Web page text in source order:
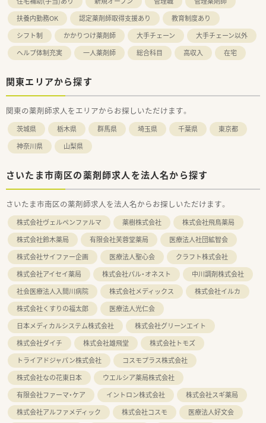
扶養内勤務OK
認定薬剤師取得支援あり
教育制度あり
シフト制
かかりつけ薬剤師 大手チェーン
大手チェーン以外
ヘルプ体制充実
一人薬剤師 総合科目 高収入 在宅
関東エリアから探す
関東の薬剤師求人をエリアからお探しいただけます。
茨城県 栃木県 群馬県 埼玉県 千葉県
東京都
神奈川県
山梨県
さいたま市南区の薬剤師求人を法人名から探す
さいたま市南区の薬剤師求人を法人名からお探しいただけます。
株式会社ヴェルペンファルマ 薬樹株式会社
株式会社飛鳥薬局
株式会社鈴木薬局
有限会社芙蓉堂薬局
医療法人社団絋智会
株式会社サイファー企画
医療法人聖心会
クラフト株式会社
株式会社アイセイ薬局
株式会社パル・オネスト
中川調剤株式会社
社会医療法人入間川病院
株式会社メディックス
株式会社イルカ
株式会社くすりの福太郎
医療法人光仁会
日本メディカルシステム株式会社
株式会社グリーンエイト
株式会社ダイチ
株式会社雄飛堂
株式会社トモズ
トライアドジャパン株式会社
コスモプラス株式会社
株式会社なの花東日本
ウエルシア薬局株式会社
有限会社ファーマ・ケア
イントロン株式会社
株式会社スギ薬局
株式会社アルファメディック
株式会社コスモ
医療法人好文会